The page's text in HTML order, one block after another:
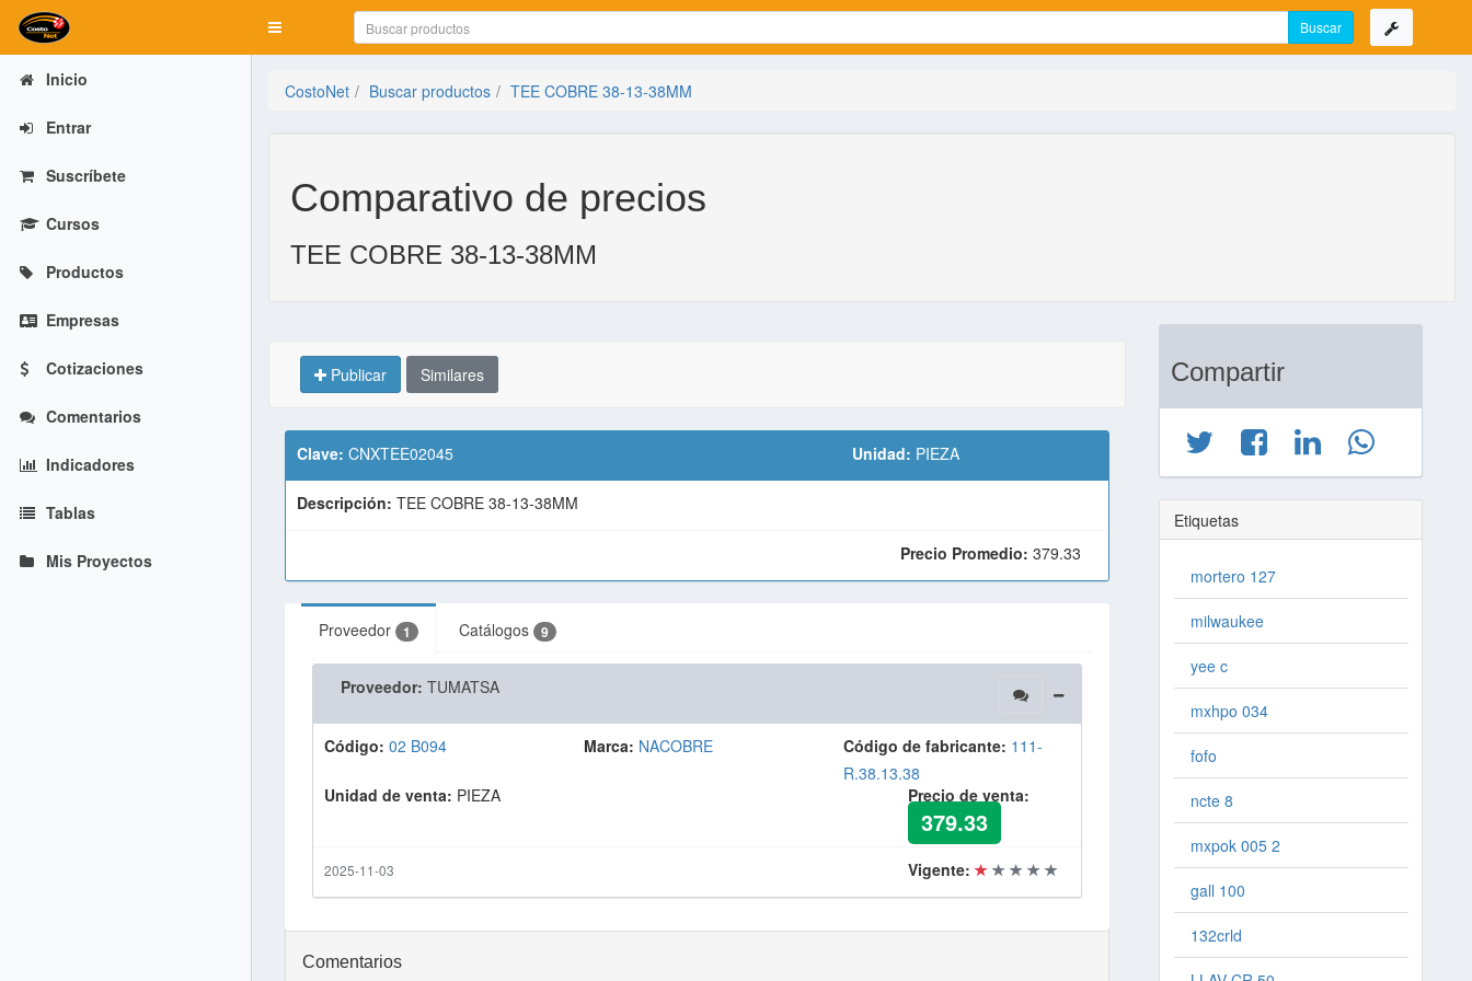
Mostrar menú
Inicio
Entrar
Suscríbete
Cursos
Productos
Empresas
Cotizaciones
Comentarios
Indicadores
Tablas
Mis Proyectos
CostoNet Buscar productos TEE COBRE 38-13-38MM
Comparativo de precios
TEE COBRE 38-13-38MM
Publicar Similares
Clave: CNXTEE02045 Unidad: PIEZA
Descripción: TEE COBRE 38-13-38MM
Precio Promedio: 379.33
Proveedor 1 Catálogos 9
Proveedor: TUMATSA
Código: 02 B094 Marca: NACOBRE Código de fabricante: 111-
R.38.13.38
Unidad de venta: PIEZA Precio de venta:
379.33
2025-11-03 Vigente:
Comentarios
Compartir
Etiquetas
mortero 127
milwaukee
yee c
mxhpo 034
fofo
ncte 8
mxpok 005 2
gall 100
132crld